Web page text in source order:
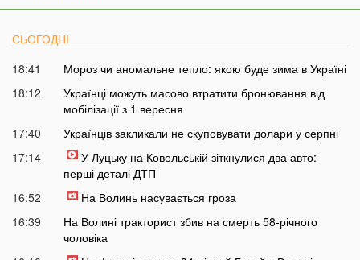
СЬОГОДНІ
18:41
Мороз чи аномальне тепло: якою буде зима в Україні
18:12
Українці можуть масово втратити бронювання від
мобілізації з 1 вересня
17:40
Українців закликали не скуповувати долари у серпні
17:14
У Луцьку на Ковельській зіткнулися два авто:
перші деталі ДТП
16:52
На Волинь насувається гроза
16:39
На Волині тракторист збив на смерть 58-річного
чоловіка